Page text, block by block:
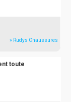
» Rudys Chaussures
toute